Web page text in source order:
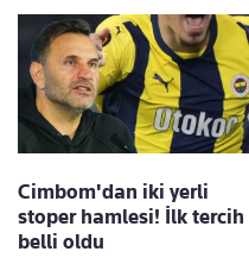
Cimbom'dan iki yerli
stoper hamlesi! İlk tercih
belli oldu